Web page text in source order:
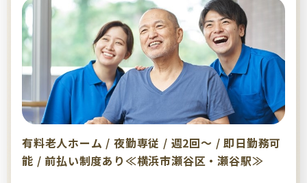
有料老人ホーム / 夜勤専従 / 週2回～ / 即日勤務可
能 / 前払い制度あり≪横浜市瀬谷区・瀬谷駅≫